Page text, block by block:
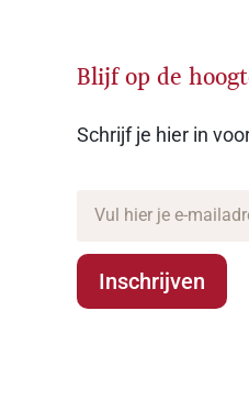
Blijf op de
Schrijf je hier in
Inschrijven